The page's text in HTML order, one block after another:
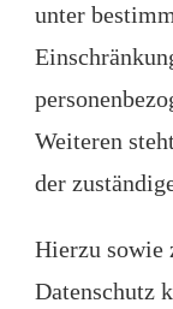
unter
Weiteren
der
Hierzu sowie
Datenschutz